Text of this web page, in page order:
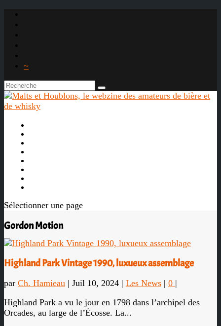
~
Sélectionner une page
Gordon Motion
Highland Park Vintage 1990, luxueux assemblage
par Ch. Hamieau | Juil 10, 2024 | Les News | 0 |
Highland Park a vu le jour en 1798 dans l’archipel des
Orcades, au large de l’Écosse. La...